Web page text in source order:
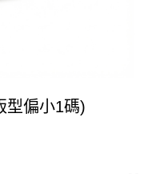
型偏小1碼)